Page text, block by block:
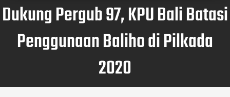
Dukung Pergub 97, KPU Bali Batasi
Penggunaan Baliho di Pilkada
2020